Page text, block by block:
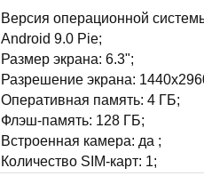
Версия операционной
Android 9.0 Pie;
Размер экрана: 6.3";
Разрешение экрана:
Оперативная память: 4 ГБ;
Флэш-память: 128 ГБ;
Встроенная камера: да ;
Количество SIM-карт: 1;